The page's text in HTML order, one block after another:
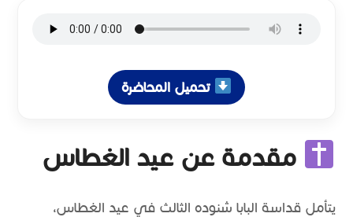
تحميل المحاضرة
مقدمة عن عيد الغطاس
يتأمل قداسة البابا شنوده الثالث في عيد الغطاس،